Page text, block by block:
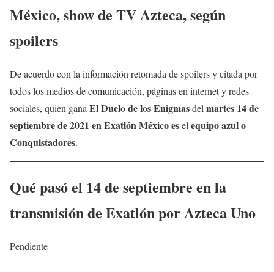
México, show de TV Azteca, según
spoilers
De acuerdo con la información retomada de spoilers y citada por
todos los medios de comunicación, páginas en internet y redes
sociales, quien gana El Duelo de los Enigmasdel martes 14 de
septiembrede 2021 en Exatlón Méxicoesel equipo azul o
Conquistadores.
Qué pasó el 14 de septiembre en la
transmisión de Exatlón por Azteca Uno
Pendiente